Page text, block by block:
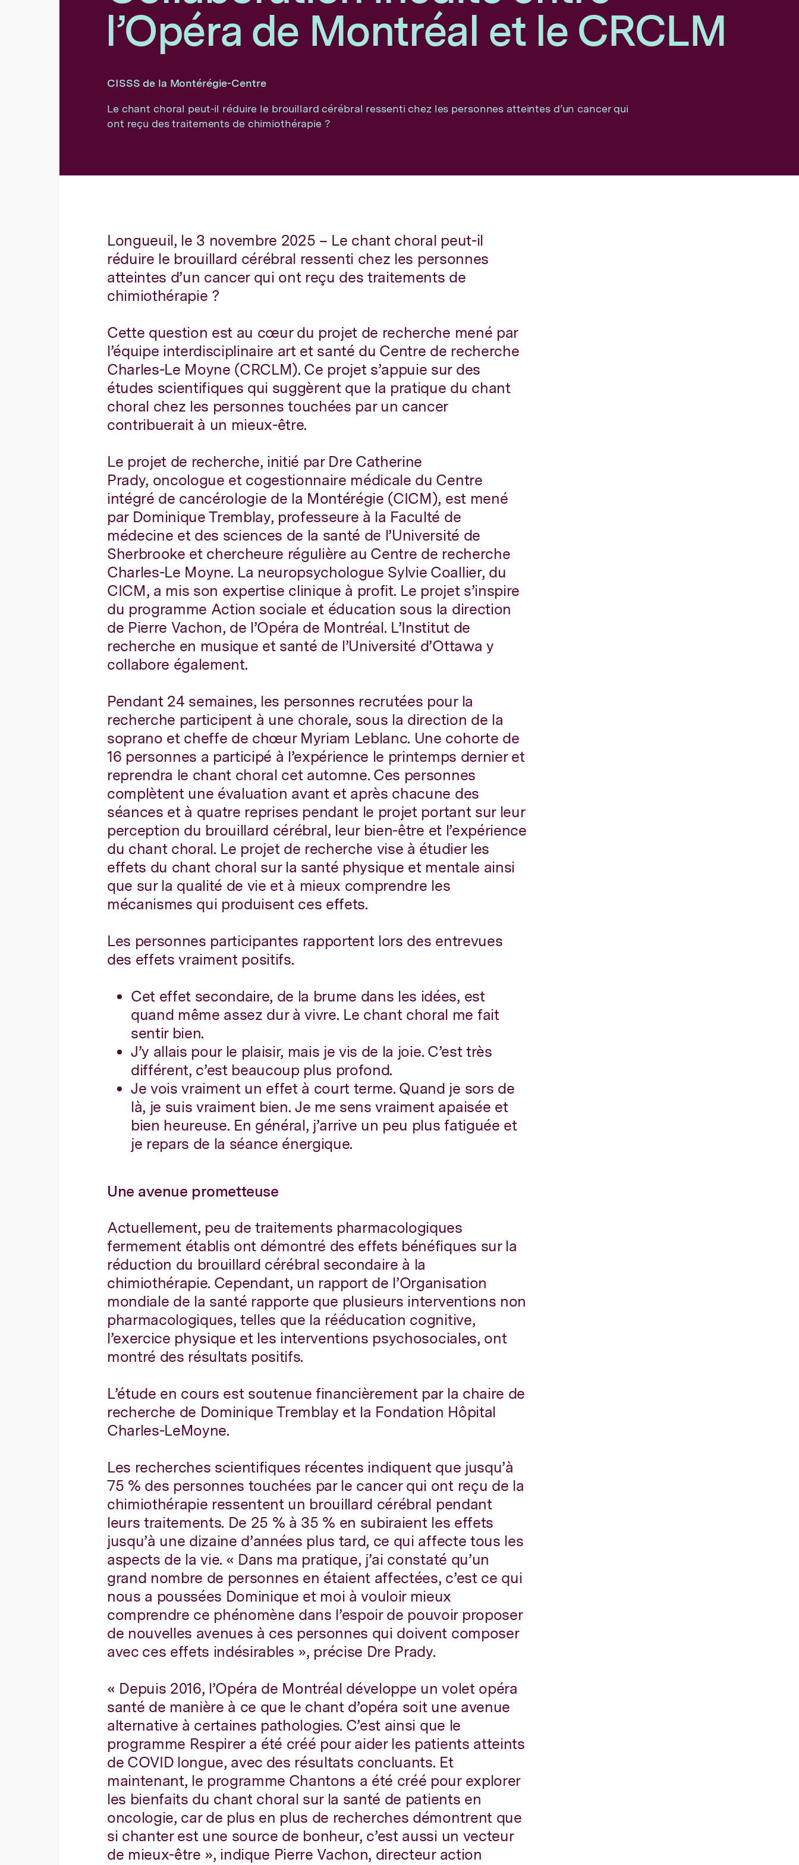
l’Opéra de Montréal et le CRCLM
CISSS de la Montérégie-Centre
Le chant choral peut-il réduire le brouillard cérébral ressenti chez les personnes atteintes d’un cancer qui
ont reçu des traitements de chimiothérapie ?
Longueuil, le 3 novembre 2025 – Le chant choral peut-il
réduire le brouillard cérébral ressenti chez les personnes
atteintes d’un cancer qui ont reçu des traitements de
chimiothérapie ?
Cette question est au cœur du projet de recherche mené par
l’équipe interdisciplinaire art et santé du Centre de recherche
Charles-Le Moyne (CRCLM). Ce projet s’appuie sur des
études scientifiques qui suggèrent que la pratique du chant
choral chez les personnes touchées par un cancer
contribuerait à un mieux-être.
Le projet de recherche, initié par Dre Catherine
Prady, oncologue et cogestionnaire médicale du Centre
intégré de cancérologie de la Montérégie (CICM), est mené
par Dominique Tremblay, professeure à la Faculté de
médecine et des sciences de la santé de l’Université de
Sherbrooke et chercheure régulière au Centre de recherche
Charles-Le Moyne. La neuropsychologue Sylvie Coallier, du
CICM, a mis son expertise clinique à profit. Le projet s’inspire
du programme Action sociale et éducation sous la direction
de Pierre Vachon, de l’Opéra de Montréal. L’Institut de
recherche en musique et santé de l’Université d’Ottawa y
collabore également.
Pendant 24 semaines, les personnes recrutées pour la
recherche participent à une chorale, sous la direction de la
soprano et cheffe de chœur Myriam Leblanc. Une cohorte de
16 personnes a participé à l’expérience le printemps dernier et
reprendra le chant choral cet automne. Ces personnes
complètent une évaluation avant et après chacune des
séances et à quatre reprises pendant le projet portant sur leur
perception du brouillard cérébral, leur bien-être et l’expérience
du chant choral. Le projet de recherche vise à étudier les
effets du chant choral sur la santé physique et mentale ainsi
que sur la qualité de vie et à mieux comprendre les
mécanismes qui produisent ces effets.
Les personnes participantes rapportent lors des entrevues
des effets vraiment positifs.
Cet effet secondaire, de la brume dans les idées, est
quand même assez dur à vivre. Le chant choral me fait
sentir bien.
J’y allais pour le plaisir, mais je vis de la joie. C’est très
différent, c’est beaucoup plus profond.
Je vois vraiment un effet à court terme. Quand je sors de
là, je suis vraiment bien. Je me sens vraiment apaisée et
bien heureuse. En général, j’arrive un peu plus fatiguée et
je repars de la séance énergique.
Une avenue prometteuse
Actuellement, peu de traitements pharmacologiques
fermement établis ont démontré des effets bénéfiques sur la
réduction du brouillard cérébral secondaire à la
chimiothérapie. Cependant, un rapport de l’Organisation
mondiale de la santé rapporte que plusieurs interventions non
pharmacologiques, telles que la rééducation cognitive,
l’exercice physique et les interventions psychosociales, ont
montré des résultats positifs.
L’étude en cours est soutenue financièrement par la chaire de
recherche de Dominique Tremblay et la Fondation Hôpital
Charles-LeMoyne.
Les recherches scientifiques récentes indiquent que jusqu’à
75 % des personnes touchées par le cancer qui ont reçu de la
chimiothérapie ressentent un brouillard cérébral pendant
leurs traitements. De 25 % à 35 % en subiraient les effets
jusqu’à une dizaine d’années plus tard, ce qui affecte tous les
aspects de la vie. « Dans ma pratique, j’ai constaté qu’un
grand nombre de personnes en étaient affectées, c’est ce qui
nous a poussées Dominique et moi à vouloir mieux
comprendre ce phénomène dans l’espoir de pouvoir proposer
de nouvelles avenues à ces personnes qui doivent composer
avec ces effets indésirables », précise Dre Prady.
« Depuis 2016, l’Opéra de Montréal développe un volet opéra
santé de manière à ce que le chant d’opéra soit une avenue
alternative à certaines pathologies. C’est ainsi que le
programme Respirer a été créé pour aider les patients atteints
de COVID longue, avec des résultats concluants. Et
maintenant, le programme Chantons a été créé pour explorer
les bienfaits du chant choral sur la santé de patients en
oncologie, car de plus en plus de recherches démontrent que
si chanter est une source de bonheur, c’est aussi un vecteur
de mieux-être », indique Pierre Vachon, directeur action